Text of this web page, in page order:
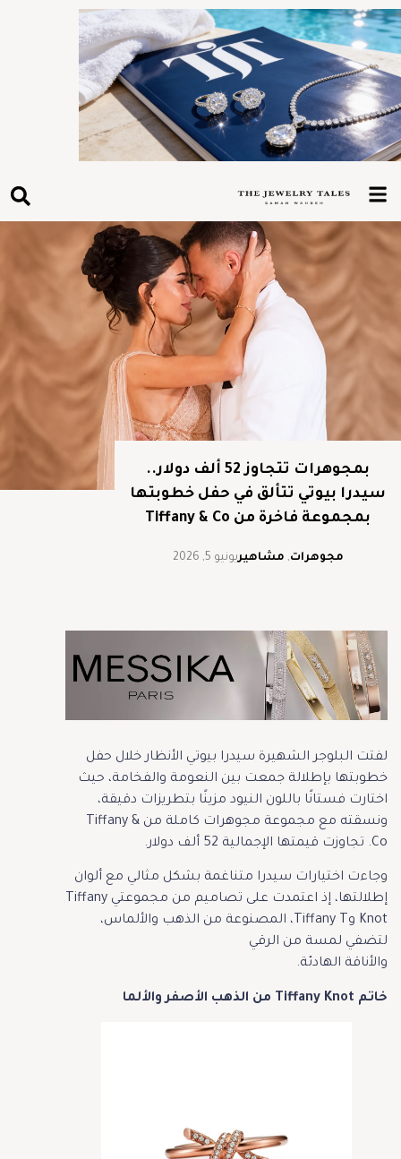
بمجوهرات تتجاوز 52 ألف دولار..
سيدرا بيوتي تتألق في حفل خطوبتها
بمجموعة فاخرة من Tiffany & Co
مجوهرات,مشاهيريونيو 5, 2026
لفتت البلوجر الشهيرة سيدرا بيوتي الأنظار خلال حفل
خطوبتها بإطلالة جمعت بين النعومة والفخامة، حيث
اختارت فستانًا باللون النيود مزينًا بتطريزات دقيقة،
ونسقته مع مجموعة مجوهرات كاملة من Tiffany &
Co. تجاوزت قيمتها الإجمالية 52 ألف دولار.
وجاءت اختيارات سيدرا متناغمة بشكل مثالي مع ألوان
إطلالتها، إذ اعتمدت على تصاميم من مجموعتي Tiffany
Knot وTiffany T، المصنوعة من الذهب والألماس،
لتضفي لمسة من الرقي
والأناقة الهادئة.
خاتم Tiffany Knot من الذهب الأصفر والألما